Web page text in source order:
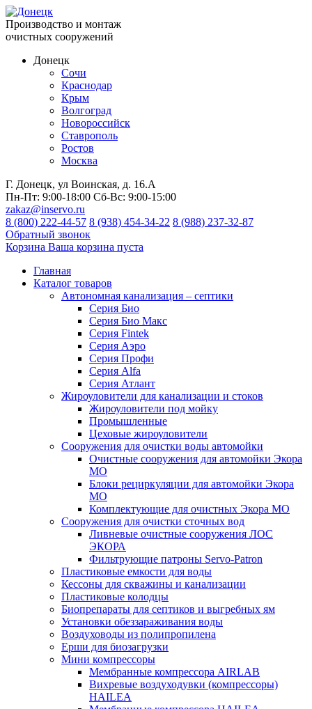
Производство и монтаж
очистных сооружений
Донецк
Сочи
Краснодар
Крым
Волгоград
Новороссийск
Ставрополь
Ростов
Москва
Г. Донецк, ул Воинская, д. 16.А
Пн-Пт: 9:00-18:00 Сб-Вс: 9:00-15:00
zakaz@inservo.ru
8 (800) 222-44-57 8 (938) 454-34-22 8 (988) 237-32-87
Обратный звонок
Корзина Ваша корзина пуста
Главная
Каталог товаров
Автономная канализация – септики
Серия Био
Серия Био Макс
Серия Fintek
Серия Аэро
Серия Профи
Серия Alfa
Серия Атлант
Жироуловители для канализации и стоков
Жироуловители под мойку
Промышленные
Цеховые жироуловители
Сооружения для очистки воды автомойки
Очистные сооружения для автомойки Экора
МО
Блоки рециркуляции для автомойки Экора
МО
Комплектующие для очистных Экора МО
Сооружения для очистки сточных вод
Ливневые очистные сооружения ЛОС
ЭКОРА
Фильтрующие патроны Servo-Patron
Пластиковые емкости для воды
Кессоны для скважины и канализации
Пластиковые колодцы
Биопрепараты для септиков и выгребных ям
Установки обеззараживания воды
Воздуховоды из полипропилена
Ерши для биозагрузки
Мини компрессоры
Мембранные компрессора AIRLAB
Вихревые воздуходувки (компрессоры)
HAILEA